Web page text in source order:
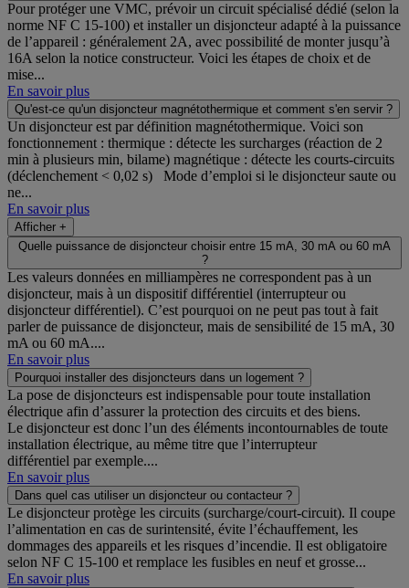
Pour protéger une VMC, prévoir un circuit spécialisé dédié (selon la
norme NF C 15-100) et installer un disjoncteur adapté à la puissance
de l’appareil : généralement 2A, avec possibilité de monter jusqu’à
16A selon la notice constructeur. Voici les étapes de choix et de
mise...
En savoir plus
Qu'est-ce qu'un disjoncteur magnétothermique et comment s'en servir ?
Un disjoncteur est par définition magnétothermique. Voici son
fonctionnement : thermique : détecte les surcharges (réaction de 2
min à plusieurs min, bilame) magnétique : détecte les courts-circuits
(déclenchement < 0,02 s) Mode d’emploi si le disjoncteur saute ou
ne...
En savoir plus
Afficher +
Quelle puissance de disjoncteur choisir entre 15 mA, 30 mA ou 60 mA
?
Les valeurs données en milliampères ne correspondent pas à un
disjoncteur, mais à un dispositif différentiel (interrupteur ou
disjoncteur différentiel). C’est pourquoi on ne peut pas tout à fait
parler de puissance de disjoncteur, mais de sensibilité de 15 mA, 30
mA ou 60 mA....
En savoir plus
Pourquoi installer des disjoncteurs dans un logement ?
La pose de disjoncteurs est indispensable pour toute installation
électrique afin d’assurer la protection des circuits et des biens.
Le disjoncteur est donc l’un des éléments incontournables de toute
installation électrique, au même titre que l’interrupteur
différentiel par exemple....
En savoir plus
Dans quel cas utiliser un disjoncteur ou contacteur ?
Le disjoncteur protège les circuits (surcharge/court-circuit). Il coupe
l’alimentation en cas de surintensité, évite l’échauffement, les
dommages des appareils et les risques d’incendie. Il est obligatoire
selon NF C 15-100 et remplace les fusibles en neuf et grosse...
En savoir plus